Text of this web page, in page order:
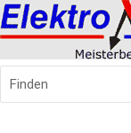
Finden